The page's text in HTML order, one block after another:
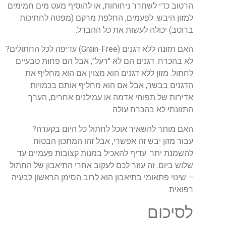
הרטוב כדי לשחרר ניחוחות, או להוסיף מעט מים חמימים
למזון היבש. לפעמים, החלפת מרקם (מפטה לחתיכות
ברוטב) יכולה לעשות את כל ההבדל.
האם תזונה ללא דגנים (Grain-Free) עדיפה לכל החתולים?
לא בהכרח. דגנים הם לא "רעל", אבל הם פחות טבעיים
לחתול. מזון ללא דגנים הוא מצוין אם הוא מחליף את
הדגנים בבשר, אבל אם הוא מחליף אותם בכמויות
אדירות של תפוחי אדמה או עמילנים אחרים, הערך
התזונתי לא בהכרח עולה.
האם מותר להשאיר אוכל לחתול כל היום בקערה?
עבור מזון יבש זה אפשרי, אבל זהו המתכון הבטוח
להשמנת יתר. עדיף להאכיל במנות קצובות פעמיים עד
שלוש ביום. זה עוזר לכם לעקוב אחרי התיאבון של החתול
– שינוי פתאומי בתיאבון הוא לרוב הסימן הראשון לבעיה
רפואית.
לסיכום